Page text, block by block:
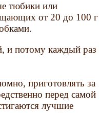
тюбики или
от 20 до 100 г
и потому каждый раз
приготовлять за
перед самой
лучшие